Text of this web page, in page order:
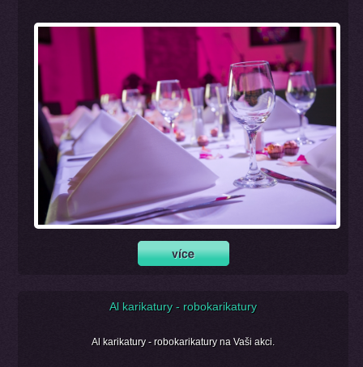
Al karikatury - robokarikatury
Al karikatury - robokarikatury na Vaši akci.